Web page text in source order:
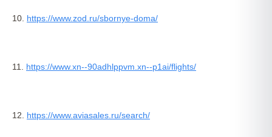
10. https://www.zod.ru/sbornye-doma/
11. https://www.xn--90adhlppvm.xn--p1ai/flights/
12. https://www.aviasales.ru/search/